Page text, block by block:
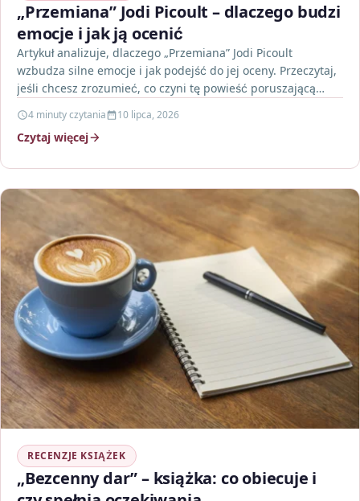
„Przemiana” Jodi Picoult – dlaczego budzi
emocje i jak ją ocenić
Artykuł analizuje, dlaczego „Przemiana” Jodi Picoult
wzbudza silne emocje i jak podejść do jej oceny. Przeczytaj,
jeśli chcesz zrozumieć, co czyni tę powieść poruszającą…
4 minuty czytania 10 lipca, 2026
Czytaj więcej
RECENZJE KSIĄŻEK
„Bezcenny dar” – książka: co obiecuje i